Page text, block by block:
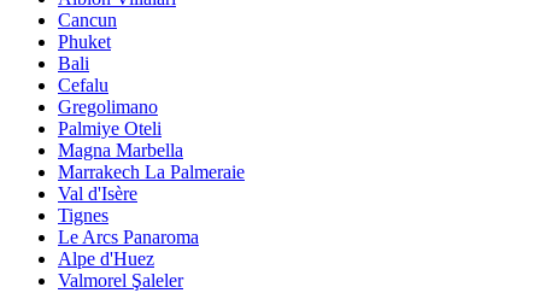
Cancun
Phuket
Bali
Cefalu
Gregolimano
Palmiye Oteli
Magna Marbella
Marrakech La Palmeraie
Val d'Isère
Tignes
Le Arcs Panaroma
Alpe d'Huez
Valmorel Şaleler